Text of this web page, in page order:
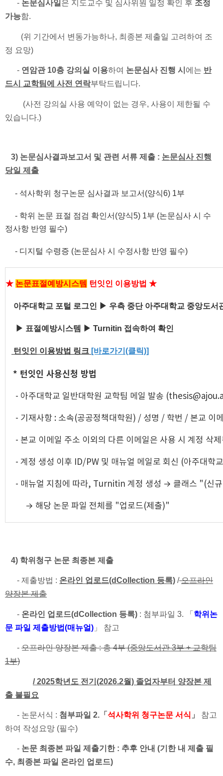
- 논문심사일은 지도교수 및 심사위원 일정 확인 후 조정
가능함.
(위 기간에서 변동가능하나, 최종본 제출일 고려하여 조
정 요망)
- 연암관 10층 강의실 이용하여 논문심사 진행 시 에는 반
드시 교학팀에 사전 연락부탁드립니다.
(사전 강의실 사용 예약이 없는 경우, 사용이 제한될 수
있습니다.)
3) 논문심사결과보고서 및 관련 서류 제출 : 논문심사 진행
당일 제출
- 석사학위 청구논문 심사결과 보고서(양식6) 1부
- 학위 논문 표절 점검 확인서(양식5) 1부 (논문심사 시 수
정사항 반영 필수)
- 디지털 수령증 (논문심사 시 수정사항 반영 필수)
★ 논문표절예방시스템 턴잇인 이용방법 ★
아주대학교 포털 로그인 ▶ 우측 중단 아주대학교 중앙도
▶ 표절예방시스템 ▶ Turnitin 접속하여 확인
턴잇인 이용방법 링크 [바로가기(클릭)]
* 턴잇인 사용신청 방법
- 아주대학교 일반대학원 교학팀 메일 발송
- 기재사항 : 소속(공공정책대학원) / 성명 / 학번 / 본교 이
- 본교 이메일 주소 이외의 다른 이메일은 사용 시 계정 삭제
- 계정 생성 이후 ID/PW 및 매뉴얼 메일로 회신 (아주대학
- 매뉴얼 지침에 따라, Turnitin 계정 생성 → 클래스 "(신규
→ 해당 논문 파일 전체를 "업로드(제출)"
4) 학위청구 논문 최종본 제출
- 제출방법 : 온라인 업로드(dCollection 등록) / 오프라인
양장본 제출
- 온라인 업로드(dCollection 등록) : 첨부파일 3. 「 학위논
문 파일 제출방법(매뉴얼) 」 참고
- 오프라인 양장본 제출 : 총 4부(중앙도서관 3부 + 교학팀
1부)
/ 2025학년도 전기(2026.2월) 졸업자부터 양장본 제
출 불필요
- 논문서식 : 첨부파일 2.「 석사학위 청구논문 서식 」
참고
하여 작성요망 (필수)
- 논문 최종본 파일 제출기한 : 추후 안내 (기한 내 제출 필
수, 최종본 파일 온라인 업로드)